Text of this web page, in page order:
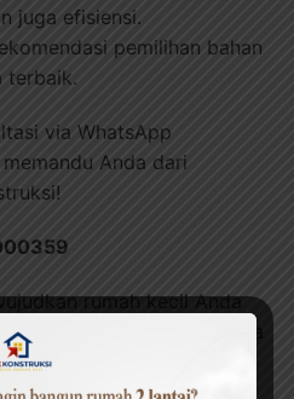
juga efisiensi.
pemilihan bahan
terbaik.
via WhatsApp
Anda dari
rumah kecil Anda
secara visual dan kaya